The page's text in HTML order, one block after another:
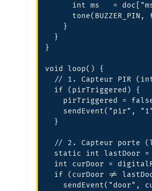
int ms   =
tone(BUZZER_PIN,
    }
  }
}
void loop() {
// 1. Capteur PIR
  if (pirTriggered) {
pirTriggered =
sendEvent("pir",
  }
// 2. Capteur porte
static int lastDoor =
int curDoor =
if (curDoor !=
sendEvent("door",